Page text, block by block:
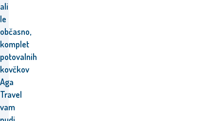
ali
le
občasno,
komplet
potovalnih
kovčkov
Aga
Travel
vam